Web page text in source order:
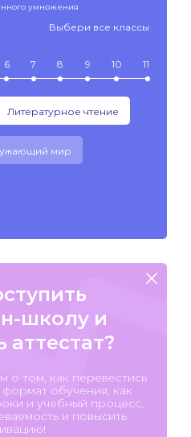
умножения
Выбери все классы
6 7 8 9 10 11
Литературное чтение
мир
школу и
аттестат?
том, как перевестись
обучения, как
и учебный процесс,
и повысить